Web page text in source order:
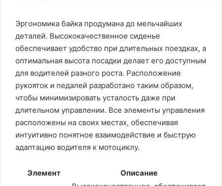
Эргономика байка продумана до мельчайших
деталей. Высококачественное сиденье
обеспечивает удобство при длительных поездках, а
оптимальная высота посадки делает его доступным
для водителей разного роста. Расположение
рукояток и педалей разработано таким образом,
чтобы минимизировать усталость даже при
длительном управлении. Все элементы управления
расположены на своих местах, обеспечивая
интуитивно понятное взаимодействие и быструю
адаптацию водителя к мотоциклу.
Элемент Описание